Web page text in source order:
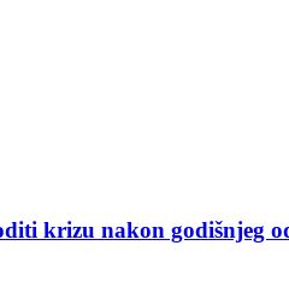
krizu nakon godišnjeg